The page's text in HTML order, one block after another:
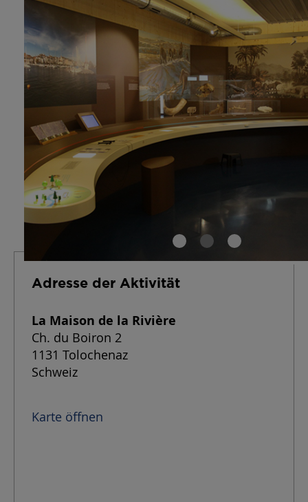
Adresse der Aktivität
La Maison de la Rivière
Ch. du Boiron 2
1131 Tolochenaz
Schweiz
Karte öffnen